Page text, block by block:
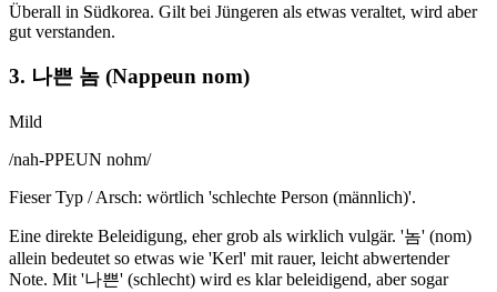
Überall in Südkorea. Gilt bei Jüngeren als etwas veraltet, wird aber
gut verstanden.
3. 나쁜 놈 (Nappeun nom)
Mild
/nah-PPEUN nohm/
Fieser Typ / Arsch: wörtlich 'schlechte Person (männlich)'.
Eine direkte Beleidigung, eher grob als wirklich vulgär. '놈' (nom)
allein bedeutet so etwas wie 'Kerl' mit rauer, leicht abwertender
Note. Mit '나쁜' (schlecht) wird es klar beleidigend, aber sogar